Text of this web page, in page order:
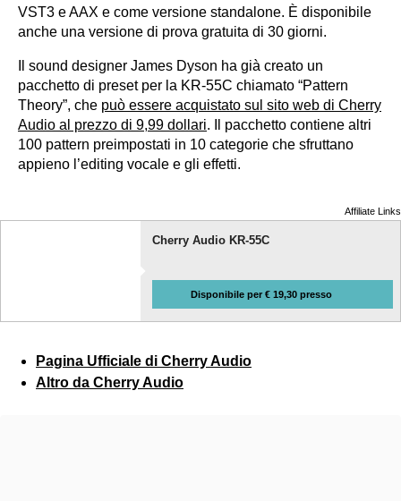
VST3 e AAX e come versione standalone. È disponibile
anche una versione di prova gratuita di 30 giorni.
Il sound designer James Dyson ha già creato un
pacchetto di preset per la KR-55C chiamato “Pattern
Theory”, che può essere acquistato sul sito web di Cherry
Audio al prezzo di 9,99 dollari. Il pacchetto contiene altri
100 pattern preimpostati in 10 categorie che sfruttano
appieno l’editing vocale e gli effetti.
Affiliate Links
Cherry Audio KR-55C
Disponibile per € 19,30 presso
Pagina Ufficiale di Cherry Audio
Altro da Cherry Audio